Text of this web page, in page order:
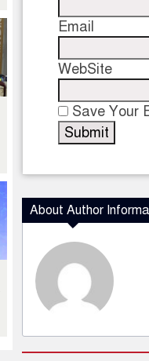
Email
WebSite
Save Your
About Author